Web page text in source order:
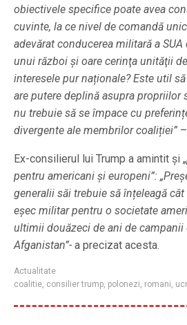
obiectivele specifice poate avea
cuvinte, la ce nivel de comandă
adevărat conducerea militară a
unui război și oare cerinţa unităţii
interesele pur naționale? Este util
are putere deplină asupra propriilor
nu trebuie să se împace cu
divergente ale membrilor coaliției”
Ex-consilierul lui Trump a amintit și „
pentru americani și europeni”:
generalii săi trebuie să înțeleagă
eșec militar pentru o societate
ultimii douăzeci de ani de campanii
Afganistan”- a precizat acesta.
Actualitate
coalitie, consilier trump, polonezi, romani,